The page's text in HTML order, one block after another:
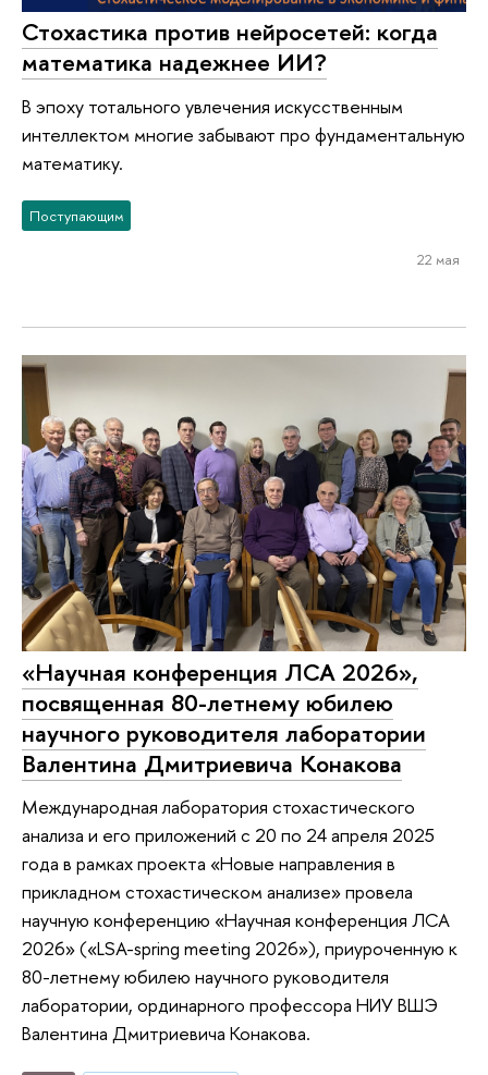
Стохастика против нейросетей: когда
математика надежнее ИИ?
В эпоху тотального увлечения искусственным
интеллектом многие забывают про фундаментальную
математику.
Поступающим
22 мая
«Научная конференция ЛСА 2026»,
посвященная 80-летнему юбилею
научного руководителя лаборатории
Валентина Дмитриевича Конакова
Международная лаборатория стохастического
анализа и его приложений с 20 по 24 апреля 2025
года в рамках проекта «Новые направления в
прикладном стохастическом анализе» провела
научную конференцию «Научная конференция ЛСА
2026» («LSA-spring meeting 2026»), приуроченную к
80-летнему юбилею научного руководителя
лаборатории, ординарного профессора НИУ ВШЭ
Валентина Дмитриевича Конакова.